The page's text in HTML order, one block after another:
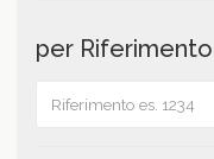
per Riferimento